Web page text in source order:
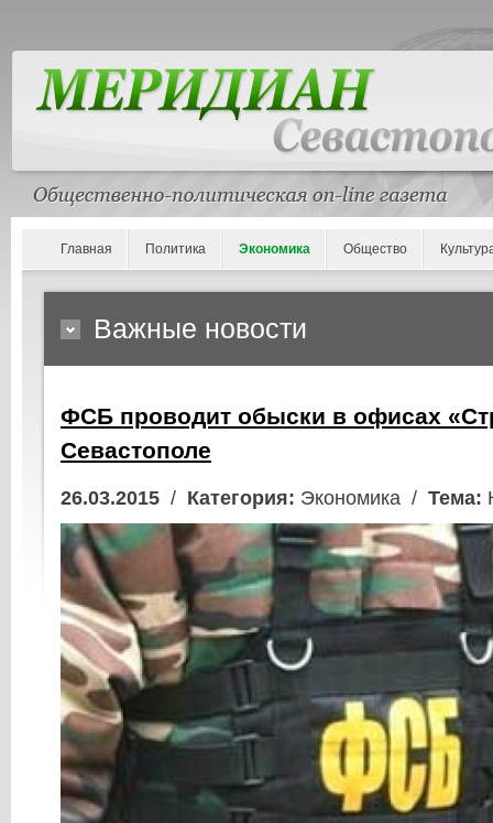
Главная Политика Экономика Общество
Важные новости
ФСБ проводит обыски в офисах
Севастополе
26.03.2015 / Категория: Экономика / Тема: